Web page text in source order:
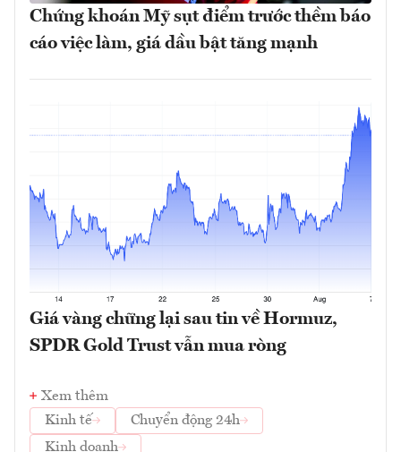
Chứng khoán Mỹ sụt điểm trước thềm báo
cáo việc làm, giá dầu bật tăng mạnh
Giá vàng chững lại sau tin về Hormuz,
SPDR Gold Trust vẫn mua ròng
Xem thêm
Kinh tế
Chuyển động 24h
Kinh doanh